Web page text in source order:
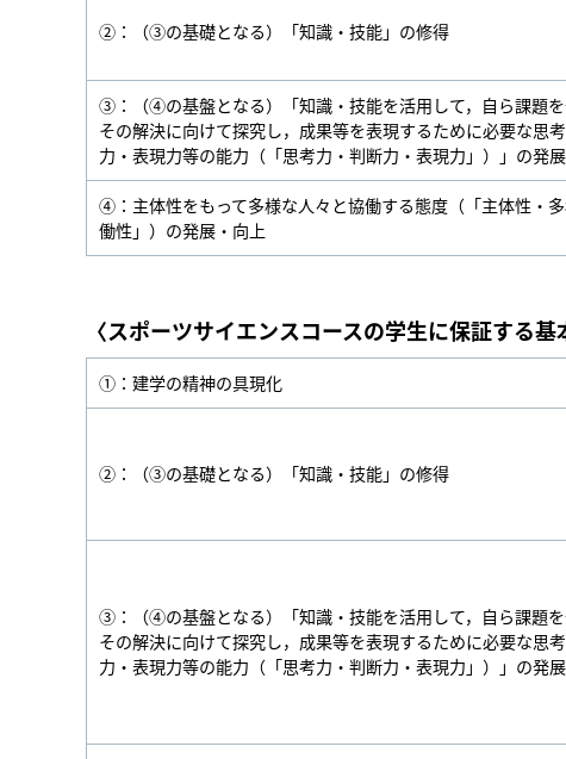
②：（③の基礎となる）「知識・技能」の修得
③：（④の基盤となる）「知識・技能を活用して，自ら課題を
その解決に向けて探究し，成果等を表現するために必要な思
力・表現力等の能力（「思考力・判断力・表現力」）」の発
④：主体性をもって多様な人々と協働する態度（「主体性・
働性」）の発展・向上
〈スポーツサイエンスコースの学生に保証する基
①：建学の精神の具現化
②：（③の基礎となる）「知識・技能」の修得
③：（④の基盤となる）「知識・技能を活用して，自ら課題を
その解決に向けて探究し，成果等を表現するために必要な思
力・表現力等の能力（「思考力・判断力・表現力」）」の発